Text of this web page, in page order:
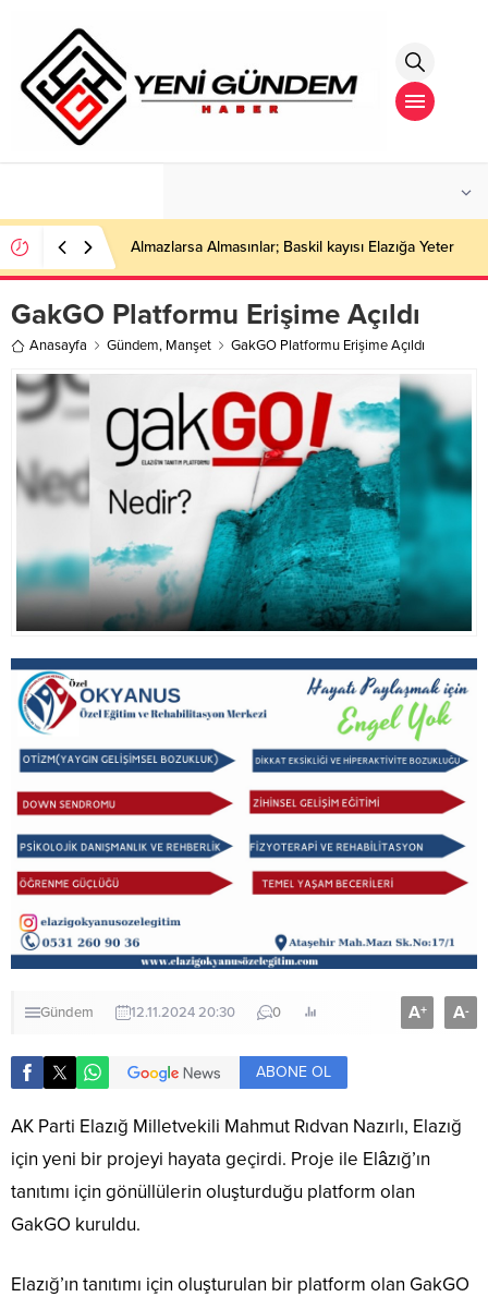
Almazlarsa Almasınlar; Baskil kayısı Elazığa Yeter
GakGO Platformu Erişime Açıldı
Anasayfa Gündem, Manşet GakGO Platformu Erişime Açıldı
Gündem 12.11.2024 20:30 0 A+ A-
ABONE OL
AK Parti Elazığ Milletvekili Mahmut Rıdvan Nazırlı, Elazığ
için yeni bir projeyi hayata geçirdi. Proje ile Elâzığ’ın
tanıtımı için gönüllülerin oluşturduğu platform olan
GakGO kuruldu.
Elazığ’ın tanıtımı için oluşturulan bir platform olan GakGO